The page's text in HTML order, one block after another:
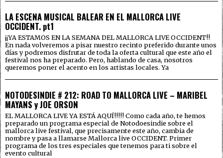
LA ESCENA MUSICAL BALEAR EN EL MALLORCA LIVE
OCCIDENT. pt1
¡¡YA ESTAMOS EN LA SEMANA DEL MALLORCA LIVE OCCIDENT!!
En nada volveremos a pisar nuestro recinto preferido durante unos
días y podremos disfrutar de toda la oferta cultural que este año el
festival nos ha preparado. Pero, hablando de casa, nosotros
queremos poner el acento en los artistas locales. Ya
NOTODESINDIE # 212: ROAD TO MALLORCA LIVE – MARIBEL
MAYANS y JOE ORSON
EL MALLORCA LIVE YA ESTÁ AQUÍ!!!!! Como cada año, te hemos
preparado un programa especial de Notodoesindie sobre el
mallorca live festival, que precisamente este año, cambia de
nombre y pasa a llamarse Mallorca live OCCIDENT. Primer
programa de los tres especiales que tenemos para ti sobre el
evento cultural